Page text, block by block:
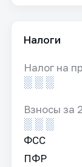
Налоги
Налог на
░ ░ ░
Взносы за
░ ░ ░
ФСС
ПФР